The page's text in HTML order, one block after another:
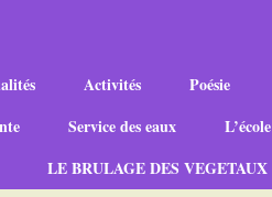
Activités Poésie
Service des eaux L’école
LE BRULAGE DES VEGETAUX